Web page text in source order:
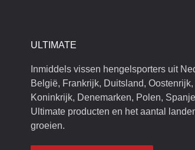
ULTIMATE
Inmiddels vissen hengelsporters uit
België, Frankrijk, Duitsland, Oostenrijk,
Koninkrijk, Denemarken, Polen,
Ultimate producten en het aantal
groeien.